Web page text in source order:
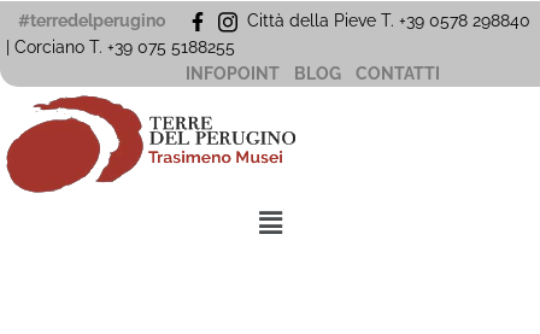
Vai
al
#terredelperugino
Città della Pieve T. +39 0578 298840
| Corciano T. +39 075 5188255
INFOPOINT
BLOG CONTATTI
Menu